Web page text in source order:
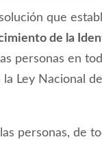
que
de la
personas en
Ley Nacional
personas, de